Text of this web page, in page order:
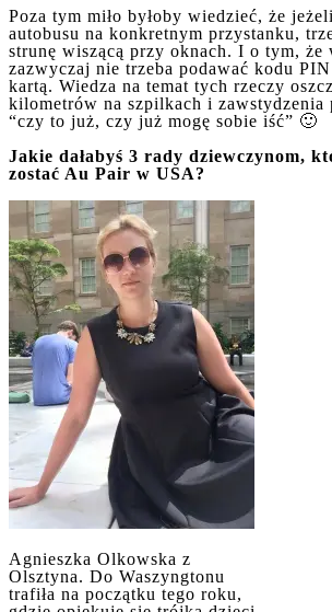
Poza tym miło byłoby wiedzieć, że
autobusu na konkretnym przystanku,
strunę wiszącą przy oknach. I o tym, że
zazwyczaj nie trzeba podawać kodu PIN
kartą. Wiedza na temat tych rzeczy
kilometrów na szpilkach i zawstydzenia
“czy to już, czy już mogę sobie iść” 🙂
Jakie dałabyś 3 rady dziewczynom,
zostać Au Pair w USA?
Agnieszka Olkowska z
Olsztyna. Do Waszyngtonu
trafiła na początku tego roku,